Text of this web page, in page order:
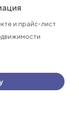
и прайс-лист